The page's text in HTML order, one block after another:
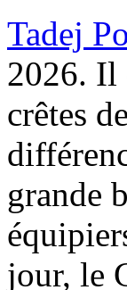
Tadej
2026. Il
crêtes
grande
jour, le